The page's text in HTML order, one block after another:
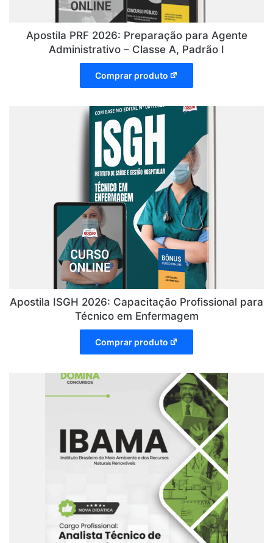
Apostila PRF 2026: Preparação para Agente
Administrativo – Classe A, Padrão I
Comprar produto
Apostila ISGH 2026: Capacitação Profissional para
Técnico em Enfermagem
Comprar produto